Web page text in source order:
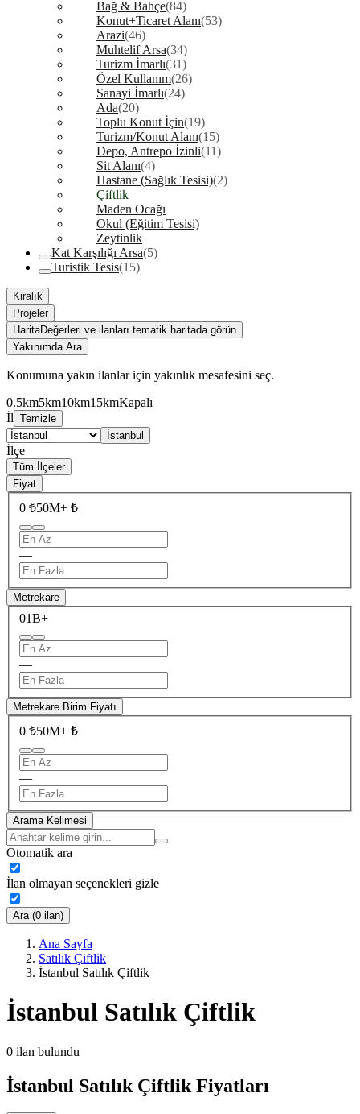
Bağ & Bahçe(84)
Konut+Ticaret Alanı(53)
Arazi(46)
Muhtelif Arsa(34)
Turizm İmarlı(31)
Özel Kullanım(26)
Sanayi İmarlı(24)
Ada(20)
Toplu Konut İçin(19)
Turizm/Konut Alanı(15)
Depo, Antrepo İzinli(11)
Sit Alanı(4)
Hastane (Sağlık Tesisi)(2)
Çiftlik
Maden Ocağı
Okul (Eğitim Tesisi)
Zeytinlik
Kat Karşılığı Arsa(5)
Turistik Tesis(15)
Kiralık
Projeler
HaritaDeğerleri ve ilanları tematik haritada görün
Yakınımda Ara
Konumuna yakın ilanlar için yakınlık mesafesini seç.
0.5km5km10km15kmKapalı
İl Temizle
İstanbul
İlçe
Tüm İlçeler
Fiyat
0 ₺50M+ ₺
—
Metrekare
01B+
—
Metrekare Birim Fiyatı
0 ₺50M+ ₺
—
Arama Kelimesi
Otomatik ara
İlan olmayan seçenekleri gizle
Ara (0 ilan)
Ana Sayfa
Satılık Çiftlik
İstanbul Satılık Çiftlik
İstanbul Satılık Çiftlik
0 ilan bulundu
İstanbul Satılık Çiftlik Fiyatları